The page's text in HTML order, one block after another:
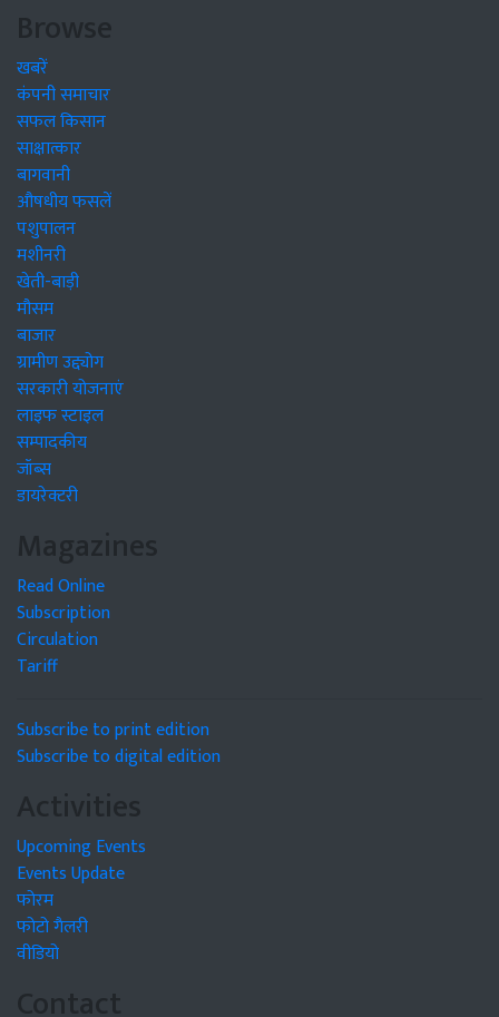
Browse
खबरें
कंपनी समाचार
सफल किसान
साक्षात्कार
बागवानी
औषधीय फसलें
पशुपालन
मशीनरी
खेती-बाड़ी
मौसम
बाजार
ग्रामीण उद्द्योग
सरकारी योजनाएं
लाइफ स्टाइल
सम्पादकीय
जॉब्स
डायरेक्टरी
Magazines
Read Online
Subscription
Circulation
Tariff
Subscribe to print edition
Subscribe to digital edition
Activities
Upcoming Events
Events Update
फोरम
फोटो गैलरी
वीडियो
Contact